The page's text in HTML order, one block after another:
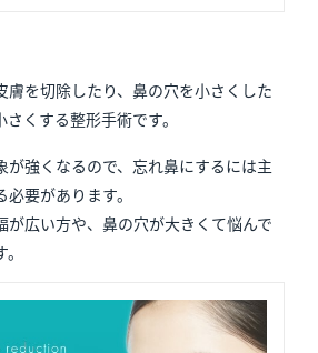
膚を切除したり、鼻の穴を小さくした
くする整形手術です。
が強くなるので、忘れ鼻にするには主
要があります。
が広い方や、鼻の穴が大きくて悩んで